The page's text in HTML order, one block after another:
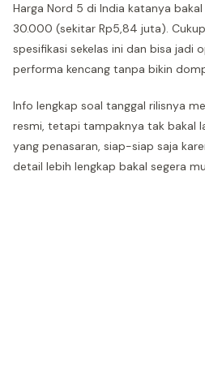
Harga Nord 5 di India katanya
30.000 (sekitar Rp5,84 juta).
spesifikasi sekelas ini dan bisa jadi
performa kencang tanpa bikin
Info lengkap soal tanggal rilisnya
resmi, tetapi tampaknya tak bakal
yang penasaran, siap-siap saja
detail lebih lengkap bakal segera